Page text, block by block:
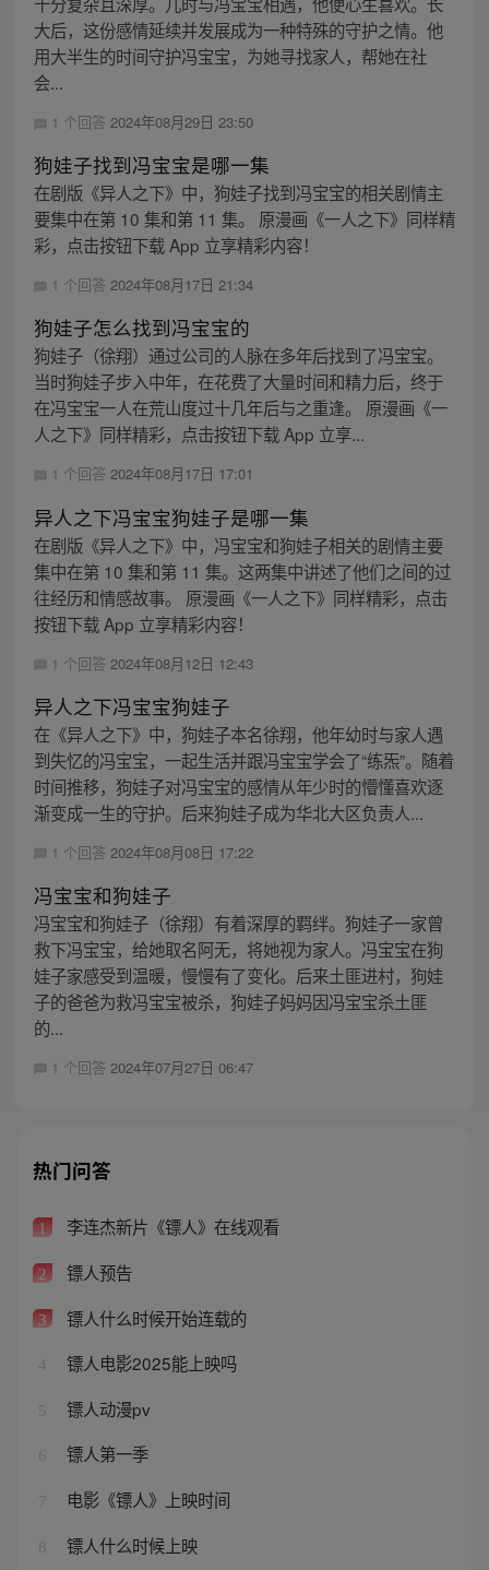
大后，这份感情延续并发展成为一种特殊的守护之情。他
用大半生的时间守护冯宝宝，为她寻找家人，帮她在社
会...
1 个回答 2024年08月29日 23:50
狗娃子找到冯宝宝是哪一集
在剧版《异人之下》中，狗娃子找到冯宝宝的相关剧情主
要集中在第 10 集和第 11 集。 原漫画《一人之下》同样精
彩，点击按钮下载 App 立享精彩内容！
1 个回答 2024年08月17日 21:34
狗娃子怎么找到冯宝宝的
狗娃子（徐翔）通过公司的人脉在多年后找到了冯宝宝。
当时狗娃子步入中年，在花费了大量时间和精力后，终于
在冯宝宝一人在荒山度过十几年后与之重逢。 原漫画《一
人之下》同样精彩，点击按钮下载 App 立享...
1 个回答 2024年08月17日 17:01
异人之下冯宝宝狗娃子是哪一集
在剧版《异人之下》中，冯宝宝和狗娃子相关的剧情主要
集中在第 10 集和第 11 集。这两集中讲述了他们之间的过
往经历和情感故事。 原漫画《一人之下》同样精彩，点击
按钮下载 App 立享精彩内容！
1 个回答 2024年08月12日 12:43
异人之下冯宝宝狗娃子
在《异人之下》中，狗娃子本名徐翔，他年幼时与家人遇
到失忆的冯宝宝，一起生活并跟冯宝宝学会了“练炁”。随着
时间推移，狗娃子对冯宝宝的感情从年少时的懵懂喜欢逐
渐变成一生的守护。后来狗娃子成为华北大区负责人...
1 个回答 2024年08月08日 17:22
冯宝宝和狗娃子
冯宝宝和狗娃子（徐翔）有着深厚的羁绊。狗娃子一家曾
救下冯宝宝，给她取名阿无，将她视为家人。冯宝宝在狗
娃子家感受到温暖，慢慢有了变化。后来土匪进村，狗娃
子的爸爸为救冯宝宝被杀，狗娃子妈妈因冯宝宝杀土匪
的...
1 个回答 2024年07月27日 06:47
热门问答
1 李连杰新片《镖人》在线观看
2 镖人预告
3 镖人什么时候开始连载的
4 镖人电影2025能上映吗
5 镖人动漫pv
6 镖人第一季
7 电影《镖人》上映时间
8 镖人什么时候上映